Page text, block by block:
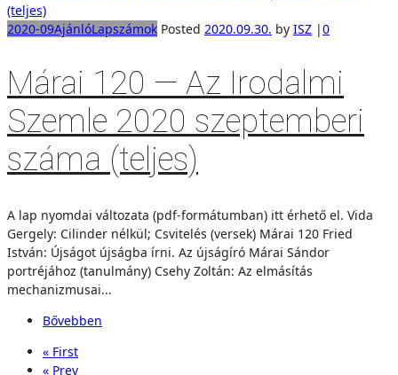
2020-09AjánlóLapszámok Posted 2020.09.30. by ISZ |0
Márai 120 — Az Irodalmi
Szemle 2020 szeptemberi
száma (teljes)
A lap nyomdai változata (pdf-formátumban) itt érhető el. Vida
Gergely: Cilinder nélkül; Csvitelés (versek) Márai 120 Fried
István: Újságot újságba írni. Az újságíró Márai Sándor
portréjához (tanulmány) Csehy Zoltán: Az elmásítás
mechanizmusai...
Bővebben
« First
« Prev